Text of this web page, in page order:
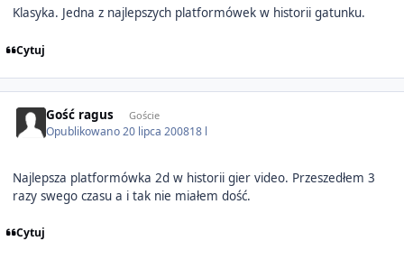
Klasyka. Jedna z najlepszych platformówek w historii gatunku.
Cytuj
Gość ragus Goście
Opublikowano20 lipca 200818 l
Najlepsza platformówka 2d w historii gier video. Przeszedłem 3
razy swego czasu a i tak nie miałem dość.
Cytuj